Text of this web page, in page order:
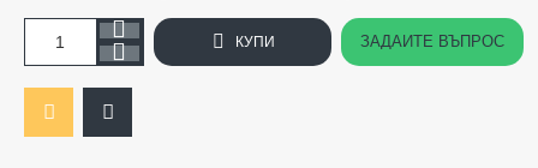
КУПИ ЗАДАЙТЕ ВЪПРОС